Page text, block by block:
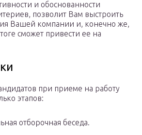
и обоснованности
позволит Вам выстроить
Вашей компании и, конечно же,
сможет привести ее на
при приеме на работу
этапов:
отборочная беседа.